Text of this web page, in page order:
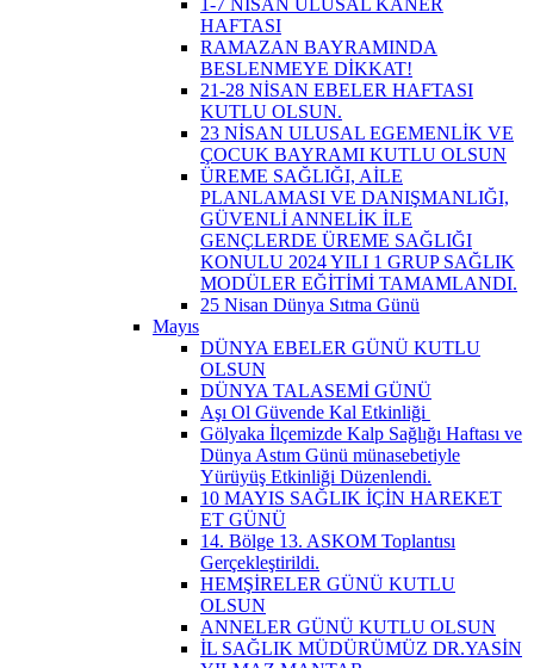
HAFTASI
RAMAZAN BAYRAMINDA
BESLENMEYE DİKKAT!
21-28 NİSAN EBELER HAFTASI
KUTLU OLSUN.
23 NİSAN ULUSAL EGEMENLİK VE
ÇOCUK BAYRAMI KUTLU OLSUN
ÜREME SAĞLIĞI, AİLE
PLANLAMASI VE DANIŞMANLIĞI,
GÜVENLİ ANNELİK İLE
GENÇLERDE ÜREME SAĞLIĞI
KONULU 2024 YILI 1 GRUP SAĞLIK
MODÜLER EĞİTİMİ TAMAMLANDI.
25 Nisan Dünya Sıtma Günü
Mayıs
DÜNYA EBELER GÜNÜ KUTLU
OLSUN
DÜNYA TALASEMİ GÜNÜ
Aşı Ol Güvende Kal Etkinliği ​
Gölyaka İlçemizde Kalp Sağlığı Haftası ve
Dünya Astım Günü münasebetiyle
Yürüyüş Etkinliği Düzenlendi.
10 MAYIS SAĞLIK İÇİN HAREKET
ET GÜNÜ
14. Bölge 13. ASKOM Toplantısı
Gerçekleştirildi.
HEMŞİRELER GÜNÜ KUTLU
OLSUN
ANNELER GÜNÜ KUTLU OLSUN
İL SAĞLIK MÜDÜRÜMÜZ DR.YASİN